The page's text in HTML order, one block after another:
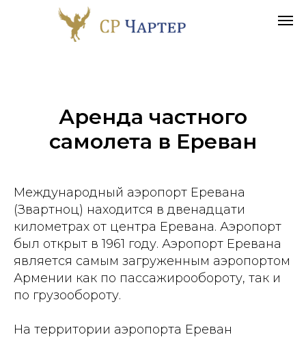
Аренда частного
самолета в Ереван
Международный аэропорт Еревана
(Звартноц) находится в двенадцати
километрах от центра Еревана. Аэропорт
был открыт в 1961 году. Аэропорт Еревана
является самым загруженным аэропортом
Армении как по пассажирообороту, так и
по грузообороту.
На территории аэропорта Ереван